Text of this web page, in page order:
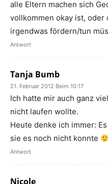
alle Eltern machen sich
vollkommen okay ist, oder
irgendwas fördern/tun
Antwort
Tanja Bumb
21. Februar 2012 Beim 10:17
Ich hatte mir auch ganz
nicht laufen wollte.
Heute denke ich immer:
sie es noch nicht konnte
Antwort
Nicole